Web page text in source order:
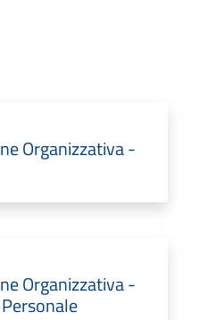
Organizzativa -
Organizzativa -